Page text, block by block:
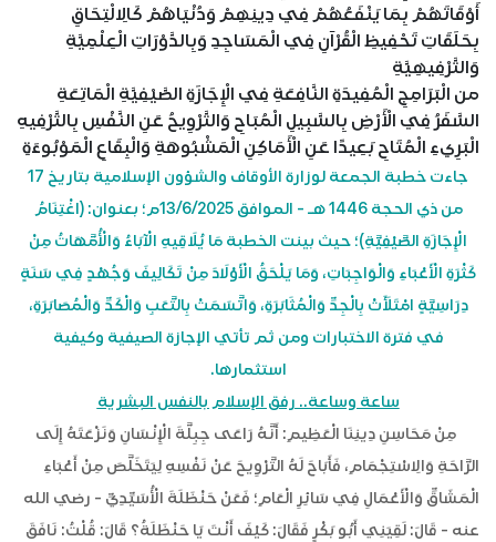
أَوْقَاتَهُمْ بِمَا يَنْفَعُهُمْ فِي دِينِهِمْ وَدُنْيَاهُمْ كَالِالْتِحَاقِ
بِحَلَقَاتِ تَحْفِيظِ الْقُرْآنِ فِي الْمَسَاجِدِ وَبِالدَّوْرَاتِ الْعِلْمِيَّةِ
وَالتَّرْفِيهِيَّةِ
من الْبَرَامِجِ الْمُفِيدَةِ النَّافِعَةِ فِي الْإِجَازَةِ الصَّيْفِيَّةِ الْمَاتِعَةِ
السَّفَرُ فِي الْأَرْضِ بِالسَّبِيلِ الْمُبَاحِ وَالتَّرْوِيحُ عَنِ النَّفْسِ بِالتَّرْفِيهِ
الْبَرِيءِ الْمُتَاحِ بَعِيدًا عَنِ الْأَمَاكِنِ الْمَشْبُوهَةِ وَالْبِقَاعِ الْمَوْبُوءَةِ
جاءت خطبة الجمعة لوزارة الأوقاف والشؤون الإسلامية بتاريخ 17
من ذي الحجة 1446 هـ - الموافق 13/6/2025م؛ بعنوان: (اغْتِنَامُ
الْإِجَازَةِ الصَّيْفِيَّةِ)؛ حيث بينت الخطبة مَا يُلَاقِيهِ الْآبَاءُ وَالْأُمَّهَاتُ مِنْ
كَثْرَةِ الْأَعْبَاءِ وَالْوَاجِبَاتِ، وَمَا يَلْحَقُ الْأَوْلَادَ مِنْ تَكَالِيفَ وَجُهْدٍ فِي سَنَةٍ
دِرَاسِيَّةٍ امْتَلَأَتْ بِالْجِدِّ وَالْمُثَابَرَةِ، وَاتَّسَمَتْ بِالتَّعَبِ وَالْكَدِّ وَالْمُصَابَرَةِ،
في فترة الاختبارات ومن ثم تأتي الإجازة الصيفية وكيفية
استثمارها.
ساعة وساعة.. رفق الإسلام بالنفس البشرية
مِنْ مَحَاسِنِ دِينِنَا الْعَظِيمِ: أَنَّهُ رَاعَى جِبِلَّةَ الْإِنْسَانِ وَنَزْعَتَهُ إِلَى
الرَّاحَةِ وَالِاسْتِجْمَامِ، فَأَبَاحَ لَهُ التَّرْوِيحَ عَنْ نَفْسِهِ لِيَتَخَلَّصَ مِنْ أَعْبَاءِ
الْمَشَاقِّ وَالْأَعْمَالِ فِي سَائِرِ الْعَامِ؛ فَعَنْ حَنْظَلَةَ الْأُسَيِّدِيِّ - رضي الله
عنه - قَالَ: لَقِيَنِي أَبُو بَكْرٍ فَقَالَ: كَيْفَ أَنْتَ يَا حَنْظَلَةُ؟ قَالَ: قُلْتُ: نَافَقَ